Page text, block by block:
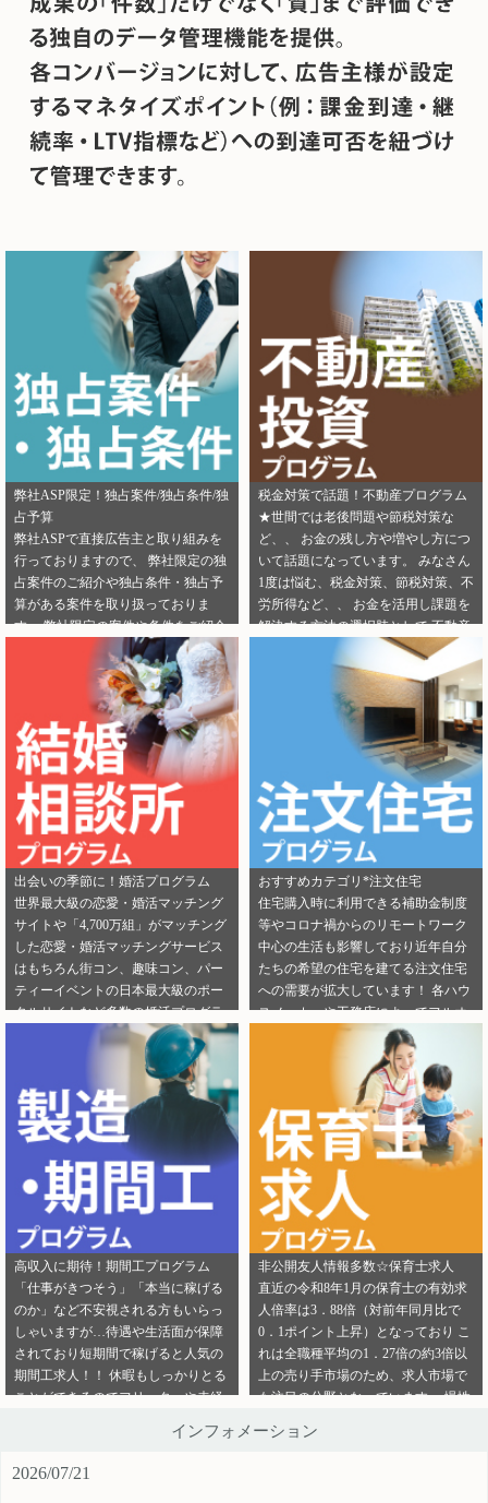
弊社ASP限定！独占案件/独占条件/独
占予算
弊社ASPで直接広告主と取り組みを
行っておりますので、 弊社限定の独
占案件のご紹介や独占条件・独占予
算がある案件を取り扱っておりま
す。 弊社限定の案件や条件をご紹介
できるカテゴリーは下記となりま
す。 ・健康食品 ・美容 ・転職エー
ジェント（IT/エンジニア求人） ・転
職エージェント（一般求人） ・転職
エージェント（工場求人） ・生理管
理ツール ・不動産（売却） ・不動産
（投資） ・不動産（外壁） ・不動産
（注文住宅） ・引越し ・ランドセル
是非この機会に、新規でご登録いた
だくアフィリエイター様は 「お申込
みはこちら」からご登録時のプロフ
ィール欄に 「独占案件・独占条件の
お知らせ」を見たという旨をご入力
ください。 メディパートナーにご登
録いただいている アフィリエイター
様は「お問い合わせはこちら」から
ご連絡ください。
税金対策で話題！不動産プログラム
★世間では老後問題や節税対策な
ど、、 お金の残し方や増やし方につ
いて話題になっています。 みなさん
1度は悩む、税金対策、節税対策、不
労所得など、、 お金を活用し課題を
解決する方法の選択肢として 不動産
投資を選択する人が増えてきていま
す。 サラリーマンからでも始められ
る不動産投資は税金対策として注目
を浴びています。 弊社では独占案件
や好条件でのご案内が可能になりま
す！ 資料請求からオンライン面談な
ど複数相談方法があり訴求がしやす
いカテゴリにもなります。 ぜひご掲
載のご検討をよろしくお願いしま
す！ ★ 新規でご登録いただくアフィ
リエイター様は 「お申込みはこち
ら」からご登録時のプロフィール欄
に 注目のカテゴリを見たという旨を
ご入力ください。 メディパートナー
にご登録いただいている アフィリエ
イター様は「お問い合わせはこち
ら」から ご連絡ください。
出会いの季節に！婚活プログラム
世界最大級の恋愛・婚活マッチング
サイトや「4,700万組」がマッチング
した恋愛・婚活マッチングサービス
はもちろん街コン、趣味コン、パー
ティーイベントの日本最大級のポー
タルサイトなど多数の婚活プログラ
ムを取り扱っております！ 新規でご
登録いただくアフィリエイター様は
「お申込みはこちら」からご登録時
のプロフィール欄に注目のカテゴリ
を見たという旨をご入力ください。
メディパートナーにご登録いただい
ているアフィリエイター様は「お問
い合わせはこちら」からご連絡くだ
さい。
おすすめカテゴリ*注文住宅
住宅購入時に利用できる補助金制度
等やコロナ禍からのリモートワーク
中心の生活も影響しており近年自分
たちの希望の住宅を建てる注文住宅
への需要が拡大しています！ 各ハウ
スメーカーや工務店によってフルオ
ーダー住宅・セミオーダー住宅など
様々な取扱いがありユーザーの好み
をくみ取って家づくりをサポ―トし
てくれます。 新規でご登録いただく
アフィリエイター様は「お申込みは
こちら」からご登録時のプロフィー
ル欄に注目のカテゴリを見たという
旨をご入力ください。 メディパート
ナーにご登録いただいているアフィ
リエイター様は「お問い合わせはこ
ちら」からご連絡ください。
高収入に期待！期間工プログラム
「仕事がきつそう」「本当に稼げる
のか」など不安視される方もいらっ
しゃいますが…待遇や生活面が保障
されており短期間で稼げると人気の
期間工求人！！ 休暇もしっかりとる
ことができるのでフリーターや未経
新規でご登録いただくアフィリエイ
非公開友人情報多数☆保育士求人
直近の令和8年1月の保育士の有効求
人倍率は3．88倍（対前年同月比で
0．1ポイント上昇）となっており こ
れは全職種平均の1．27倍の約3倍以
上の売り手市場のため、求人市場で
も注目の分野となっています。 慢性
採用というスタイルの保育園も増え
インフォメーション
2026/07/21